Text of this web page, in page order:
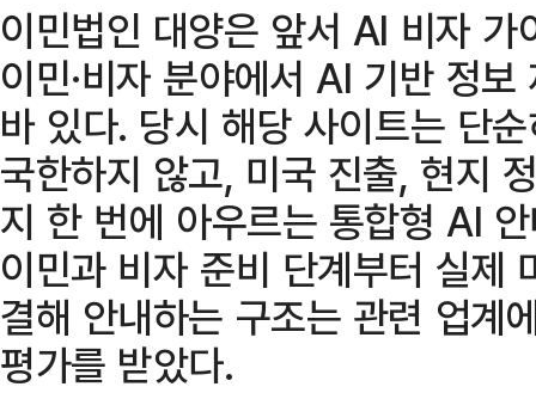
이민법인 대양은 앞서 AI 비자
이민·비자 분야에서 AI 기반 정
바 있다. 당시 해당 사이트는 단
국한하지 않고, 미국 진출, 현지
지 한 번에 아우르는 통합형 AI
이민과 비자 준비 단계부터 실제
결해 안내하는 구조는 관련 업계
평가를 받았다.